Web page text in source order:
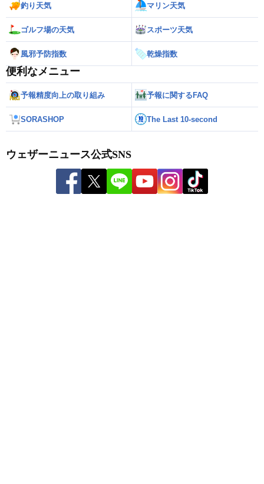
釣り天気 マリン天気
ゴルフ場の天気 スポーツ天気
風邪予防指数 乾燥指数
便利なメニュー
予報精度向上の取り組み 予報に関するFAQ
SORASHOP The Last 10-second
ウェザーニュース公式SNS